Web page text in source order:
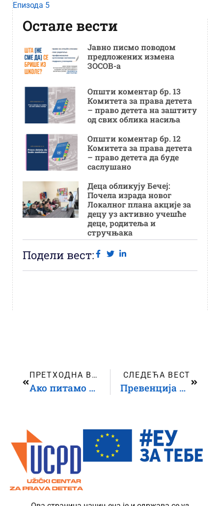
Епизода 5
Остале вести
Јавно писмо поводом
предложених измена
ЗОСОВ-а
Општи коментар бр. 13
Комитета за права детета
– право детета на заштиту
од свих облика насиља
Општи коментар бр. 12
Комитета за права детета
– право детета да буде
саслушано
Деца обликују Бечеј:
Почела израда новог
Локалног плана акције за
децу уз активно учешће
деце, родитеља и
стручњака
Подели вест:
ПРЕТХОДНА ВЕСТ
Ако питамо и укључујемо децу – одлуке постају боље
СЛЕДЕЋА ВЕСТ
Превенција дечјих бракова – од појединачних реакција ка системској заштити деце